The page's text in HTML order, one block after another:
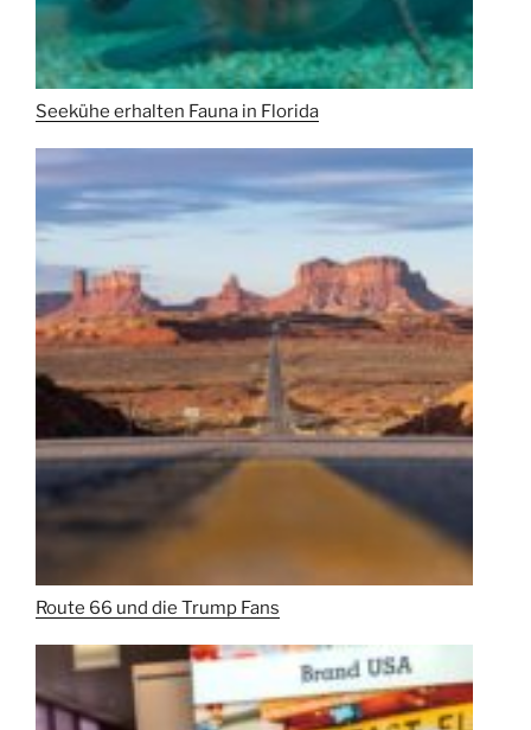
Seekühe erhalten Fauna in Florida
Route 66 und die Trump Fans